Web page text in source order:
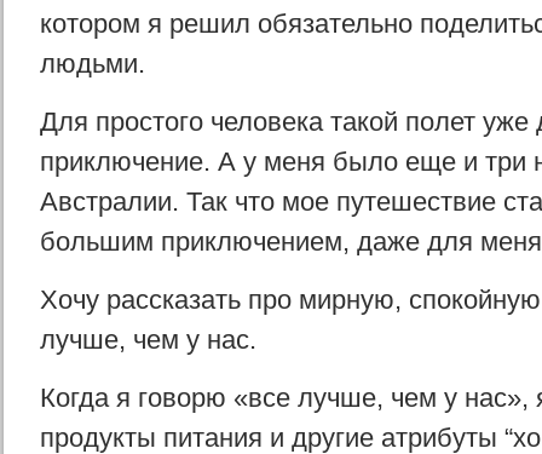
котором я решил обязательно
людьми.
Для простого человека такой полет уже
приключение. А у меня было еще и три
Австралии. Так что мое путешествие
большим приключением, даже для
Хочу рассказать про мирную,
лучше, чем у нас.
Когда я говорю «все лучше, чем у
продукты питания и другие атрибуты